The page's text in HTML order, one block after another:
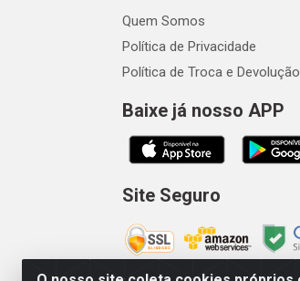
Quem Somos
Política de Privacidade
Política de Troca e Devolução
Baixe já nosso APP
Site Seguro